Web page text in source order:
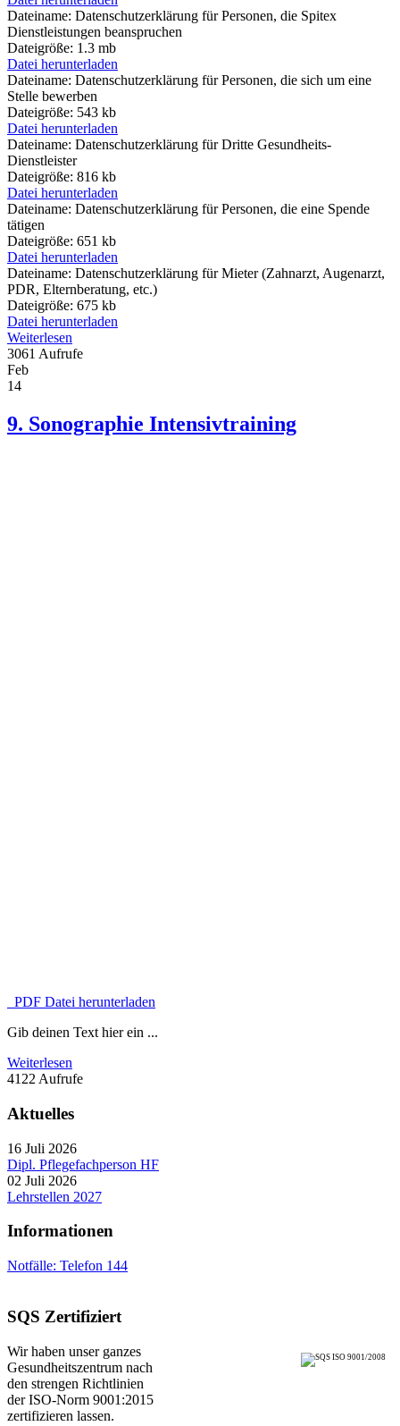
Dateiname: Datenschutzerklärung für Personen, die Spitex
Dienstleistungen beanspruchen
Dateigröße: 1.3 mb
Datei herunterladen
Dateiname: Datenschutzerklärung für Personen, die sich um eine
Stelle bewerben
Dateigröße: 543 kb
Datei herunterladen
Dateiname: Datenschutzerklärung für Dritte Gesundheits-
Dienstleister
Dateigröße: 816 kb
Datei herunterladen
Dateiname: Datenschutzerklärung für Personen, die eine Spende
tätigen
Dateigröße: 651 kb
Datei herunterladen
Dateiname: Datenschutzerklärung für Mieter (Zahnarzt, Augenarzt,
PDR, Elternberatung, etc.)
Dateigröße: 675 kb
Datei herunterladen
Weiterlesen
3061 Aufrufe
Feb
14
9. Sonographie Intensivtraining
PDF Datei herunterladen
Gib deinen Text hier ein ...
Weiterlesen
4122 Aufrufe
Aktuelles
16 Juli 2026
Dipl. Pflegefachperson HF
02 Juli 2026
Lehrstellen 2027
Informationen
Notfälle: Telefon 144
SQS Zertifiziert
Wir haben unser ganzes
Gesundheitszentrum nach
den strengen Richtlinien
der ISO-Norm 9001:2015
zertifizieren lassen.